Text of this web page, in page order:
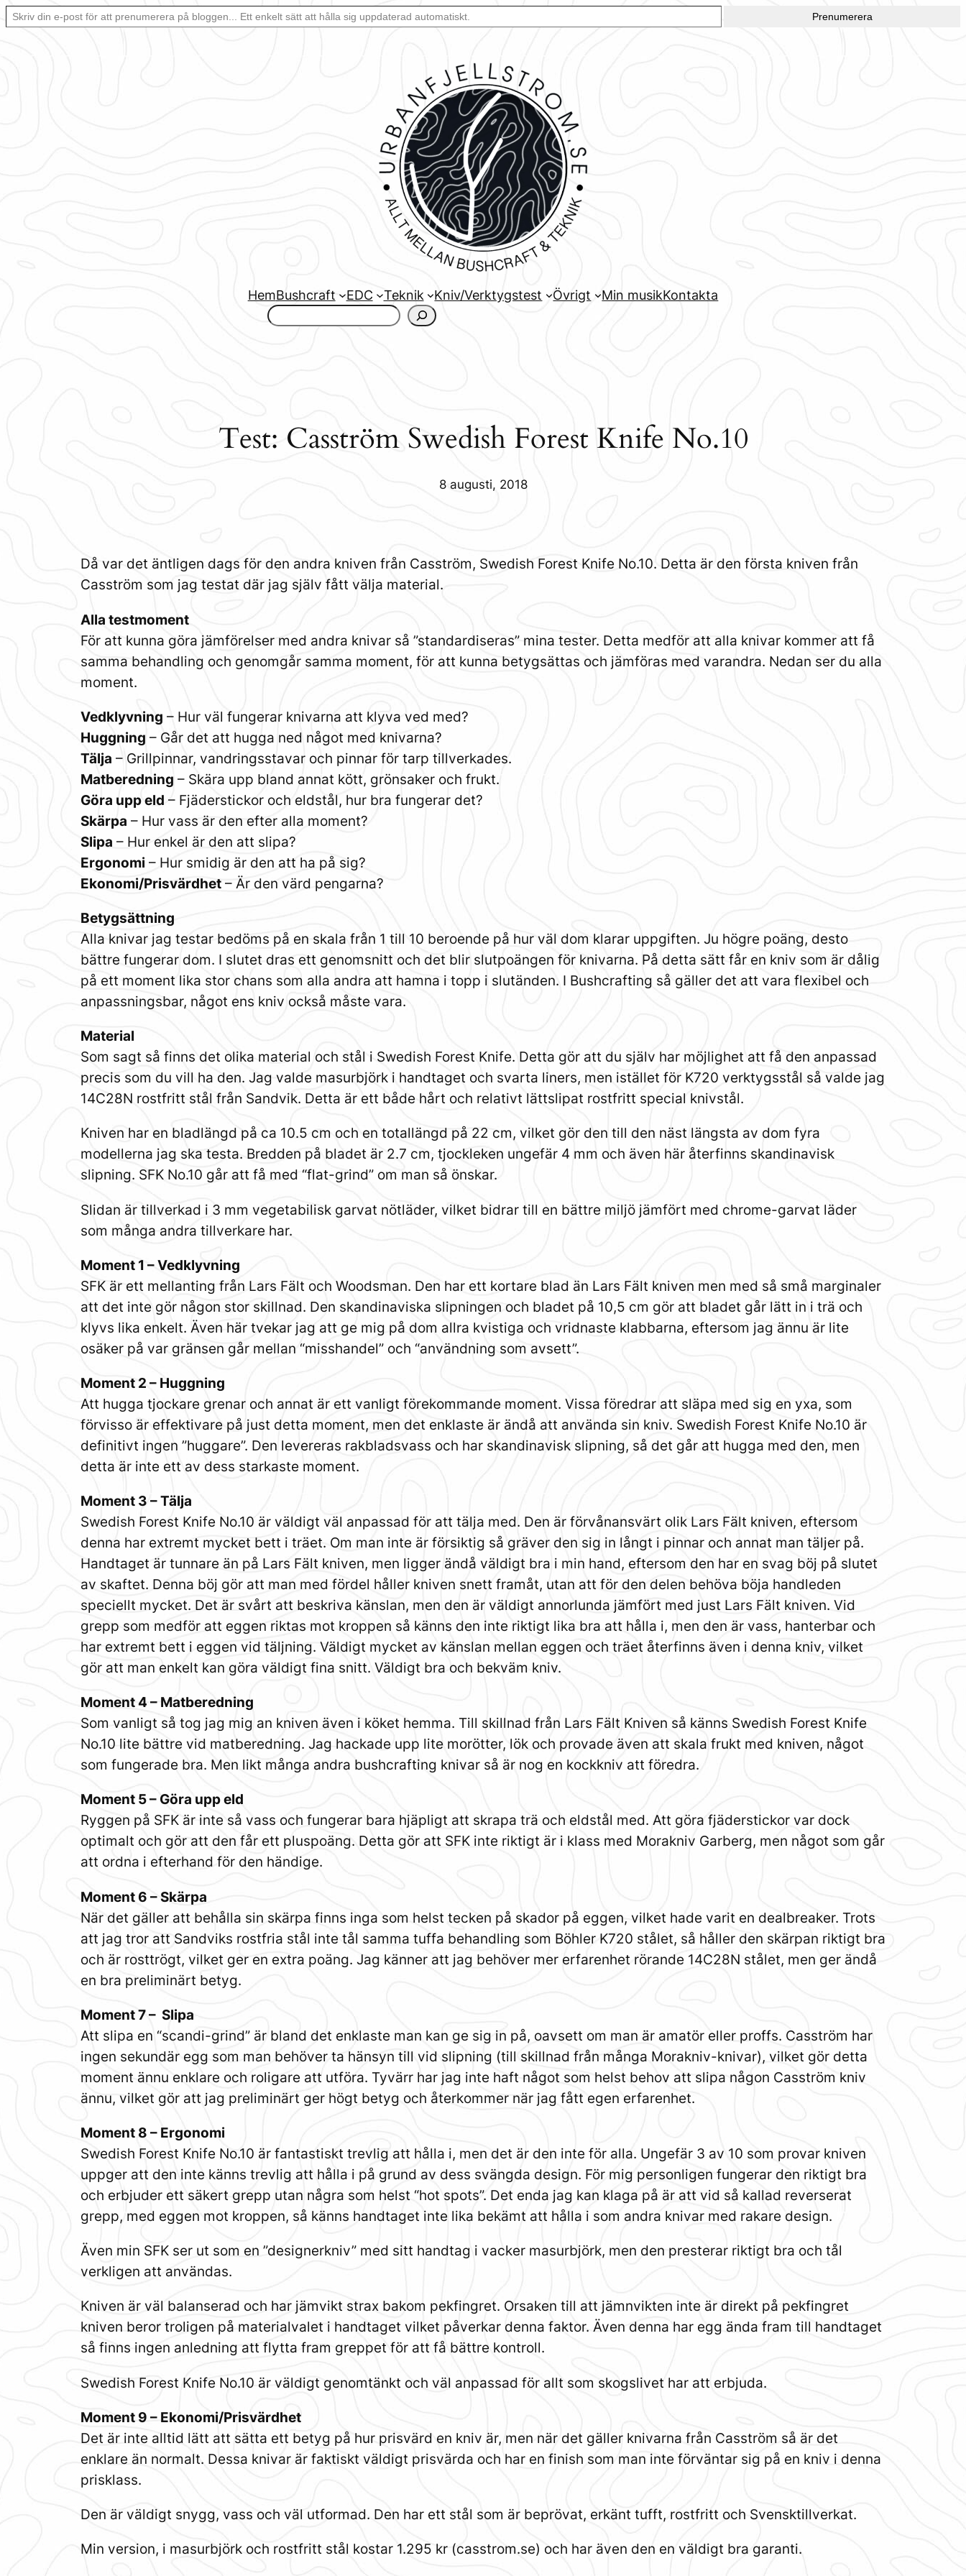
Hoppa
Skriv din e-post för att prenumerera på bloggen… Ett enkelt sätt att hålla sig uppdaterad automatiskt.
Prenumerera
HemBushcraft EDC Teknik Kniv/Verktygstest Övrigt Min musikKontakta
Test: Casström Swedish Forest Knife No.10
8 augusti, 2018
Då var det äntligen dags för den andra kniven från Casström, Swedish Forest Knife No.10. Detta är den första kniven från
Casström som jag testat där jag själv fått välja material.
Alla testmoment
För att kunna göra jämförelser med andra knivar så ”standardiseras” mina tester. Detta medför att alla knivar kommer att få
samma behandling och genomgår samma moment, för att kunna betygsättas och jämföras med varandra. Nedan ser du alla
moment.
Vedklyvning – Hur väl fungerar knivarna att klyva ved med?
Huggning – Går det att hugga ned något med knivarna?
Tälja – Grillpinnar, vandringsstavar och pinnar för tarp tillverkades.
Matberedning – Skära upp bland annat kött, grönsaker och frukt.
Göra upp eld – Fjäderstickor och eldstål, hur bra fungerar det?
Skärpa – Hur vass är den efter alla moment?
Slipa – Hur enkel är den att slipa?
Ergonomi – Hur smidig är den att ha på sig?
Ekonomi/Prisvärdhet – Är den värd pengarna?
Betygsättning
Alla knivar jag testar bedöms på en skala från 1 till 10 beroende på hur väl dom klarar uppgiften. Ju högre poäng, desto
bättre fungerar dom. I slutet dras ett genomsnitt och det blir slutpoängen för knivarna. På detta sätt får en kniv som är dålig
på ett moment lika stor chans som alla andra att hamna i topp i slutänden. I Bushcrafting så gäller det att vara flexibel och
anpassningsbar, något ens kniv också måste vara.
Material
Som sagt så finns det olika material och stål i Swedish Forest Knife. Detta gör att du själv har möjlighet att få den anpassad
precis som du vill ha den. Jag valde masurbjörk i handtaget och svarta liners, men istället för K720 verktygsstål så valde jag
14C28N rostfritt stål från Sandvik. Detta är ett både hårt och relativt lättslipat rostfritt special knivstål.
Kniven har en bladlängd på ca 10.5 cm och en totallängd på 22 cm, vilket gör den till den näst längsta av dom fyra
modellerna jag ska testa. Bredden på bladet är 2.7 cm, tjockleken ungefär 4 mm och även här återfinns skandinavisk
slipning. SFK No.10 går att få med “flat-grind” om man så önskar.
Slidan är tillverkad i 3 mm vegetabilisk garvat nötläder, vilket bidrar till en bättre miljö jämfört med chrome-garvat läder
som många andra tillverkare har.
Moment 1 – Vedklyvning
SFK är ett mellanting från Lars Fält och Woodsman. Den har ett kortare blad än Lars Fält kniven men med så små marginaler
att det inte gör någon stor skillnad. Den skandinaviska slipningen och bladet på 10,5 cm gör att bladet går lätt in i trä och
klyvs lika enkelt. Även här tvekar jag att ge mig på dom allra kvistiga och vridnaste klabbarna, eftersom jag ännu är lite
osäker på var gränsen går mellan “misshandel” och “användning som avsett”.
Moment 2 – Huggning
Att hugga tjockare grenar och annat är ett vanligt förekommande moment. Vissa föredrar att släpa med sig en yxa, som
förvisso är effektivare på just detta moment, men det enklaste är ändå att använda sin kniv. Swedish Forest Knife No.10 är
definitivt ingen ”huggare”. Den levereras rakbladsvass och har skandinavisk slipning, så det går att hugga med den, men
detta är inte ett av dess starkaste moment.
Moment 3 – Tälja
Swedish Forest Knife No.10 är väldigt väl anpassad för att tälja med. Den är förvånansvärt olik Lars Fält kniven, eftersom
denna har extremt mycket bett i träet. Om man inte är försiktig så gräver den sig in långt i pinnar och annat man täljer på.
Handtaget är tunnare än på Lars Fält kniven, men ligger ändå väldigt bra i min hand, eftersom den har en svag böj på slutet
av skaftet. Denna böj gör att man med fördel håller kniven snett framåt, utan att för den delen behöva böja handleden
speciellt mycket. Det är svårt att beskriva känslan, men den är väldigt annorlunda jämfört med just Lars Fält kniven. Vid
grepp som medför att eggen riktas mot kroppen så känns den inte riktigt lika bra att hålla i, men den är vass, hanterbar och
har extremt bett i eggen vid täljning. Väldigt mycket av känslan mellan eggen och träet återfinns även i denna kniv, vilket
gör att man enkelt kan göra väldigt fina snitt. Väldigt bra och bekväm kniv.
Moment 4 – Matberedning
Som vanligt så tog jag mig an kniven även i köket hemma. Till skillnad från Lars Fält Kniven så känns Swedish Forest Knife
No.10 lite bättre vid matberedning. Jag hackade upp lite morötter, lök och provade även att skala frukt med kniven, något
som fungerade bra. Men likt många andra bushcrafting knivar så är nog en kockkniv att föredra.
Moment 5 – Göra upp eld
Ryggen på SFK är inte så vass och fungerar bara hjäpligt att skrapa trä och eldstål med. Att göra fjäderstickor var dock
optimalt och gör att den får ett pluspoäng. Detta gör att SFK inte riktigt är i klass med Morakniv Garberg, men något som går
att ordna i efterhand för den händige.
Moment 6 – Skärpa
När det gäller att behålla sin skärpa finns inga som helst tecken på skador på eggen, vilket hade varit en dealbreaker. Trots
att jag tror att Sandviks rostfria stål inte tål samma tuffa behandling som Böhler K720 stålet, så håller den skärpan riktigt bra
och är rosttrögt, vilket ger en extra poäng. Jag känner att jag behöver mer erfarenhet rörande 14C28N stålet, men ger ändå
en bra preliminärt betyg.
Moment 7 – Slipa
Att slipa en “scandi-grind” är bland det enklaste man kan ge sig in på, oavsett om man är amatör eller proffs. Casström har
ingen sekundär egg som man behöver ta hänsyn till vid slipning (till skillnad från många Morakniv-knivar), vilket gör detta
moment ännu enklare och roligare att utföra. Tyvärr har jag inte haft något som helst behov att slipa någon Casström kniv
ännu, vilket gör att jag preliminärt ger högt betyg och återkommer när jag fått egen erfarenhet.
Moment 8 – Ergonomi
Swedish Forest Knife No.10 är fantastiskt trevlig att hålla i, men det är den inte för alla. Ungefär 3 av 10 som provar kniven
uppger att den inte känns trevlig att hålla i på grund av dess svängda design. För mig personligen fungerar den riktigt bra
och erbjuder ett säkert grepp utan några som helst “hot spots”. Det enda jag kan klaga på är att vid så kallad reverserat
grepp, med eggen mot kroppen, så känns handtaget inte lika bekämt att hålla i som andra knivar med rakare design.
Även min SFK ser ut som en ”designerkniv” med sitt handtag i vacker masurbjörk, men den presterar riktigt bra och tål
verkligen att användas.
Kniven är väl balanserad och har jämvikt strax bakom pekfingret. Orsaken till att jämnvikten inte är direkt på pekfingret
kniven beror troligen på materialvalet i handtaget vilket påverkar denna faktor. Även denna har egg ända fram till handtaget
så finns ingen anledning att flytta fram greppet för att få bättre kontroll.
Swedish Forest Knife No.10 är väldigt genomtänkt och väl anpassad för allt som skogslivet har att erbjuda.
Moment 9 – Ekonomi/Prisvärdhet
Det är inte alltid lätt att sätta ett betyg på hur prisvärd en kniv är, men när det gäller knivarna från Casström så är det
enklare än normalt. Dessa knivar är faktiskt väldigt prisvärda och har en finish som man inte förväntar sig på en kniv i denna
prisklass.
Den är väldigt snygg, vass och väl utformad. Den har ett stål som är beprövat, erkänt tufft, rostfritt och Svensktillverkat.
Min version, i masurbjörk och rostfritt stål kostar 1.295 kr (casstrom.se) och har även den en väldigt bra garanti.